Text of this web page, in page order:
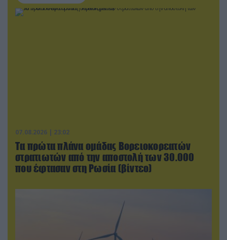
07.08.2026 | 23:02
Τα πρώτα πλάνα ομάδας Βορειοκορεατών
στρατιωτών από την αποστολή των 30.000
που έφτασαν στη Ρωσία (βίντεο)